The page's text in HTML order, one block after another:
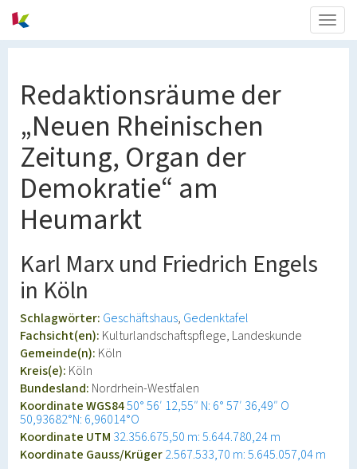
Redaktionsräume der
„Neuen Rheinischen
Zeitung, Organ der
Demokratie“ am
Heumarkt
Karl Marx und Friedrich Engels
in Köln
Schlagwörter: Geschäftshaus Gedenktafel
Fachsicht(en): Kulturlandschaftspflege, Landeskunde
Gemeinde(n): Köln
Kreis(e): Köln
Bundesland: Nordrhein-Westfalen
Koordinate WGS8450° 56′ 12,55″ N: 6° 57′ 36,49″ O
50,93682°N: 6,96014°O
Koordinate UTM 32.356.675,50 m: 5.644.780,24 m
Koordinate Gauss/Krüger2.567.533,70 m: 5.645.057,04 m